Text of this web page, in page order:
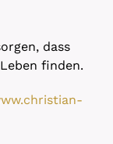
dass
finden.